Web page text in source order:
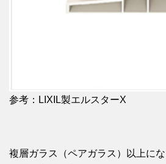
参考：LIXIL製エルスターX
複層ガラス（ペアガラス）以上に